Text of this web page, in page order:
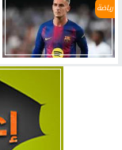
رياضة